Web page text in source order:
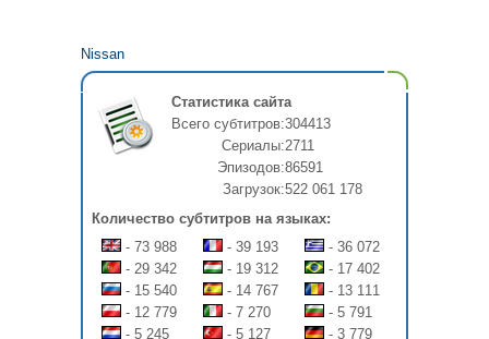
Nissan
Статистика сайта
Всего субтитров:304413
Сериалы:2711
Эпизодов:86591
Загрузок:522 061 178
Количество субтитров на языках:
- 73 988
- 39 193
- 36 072
- 29 342
- 19 312
- 17 402
- 15 540
- 14 767
- 13 111
- 12 779
- 7 270
- 5 791
- 5 245
- 5 127 - 3 779